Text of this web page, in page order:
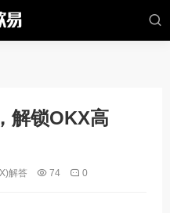
解锁OKX高
解答 74 0